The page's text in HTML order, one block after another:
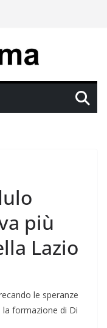
più
Lazio
le speranze
la formazione di Di